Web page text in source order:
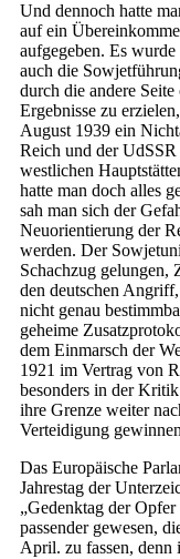
Und dennoch hatte
auf ein
aufgegeben. Es
auch die
durch die andere
Ergebnisse zu
August 1939 ein
Reich und der
westlichen
hatte man doch alles
sah man sich der
Neuorientierung der
werden. Der
Schachzug gelungen,
den deutschen
nicht genau
geheime
dem Einmarsch der
1921 im Vertrag von
besonders in der
ihre Grenze weiter
Verteidigung
Das Europäische
Jahrestag der
„Gedenktag der
passender gewesen,
April. zu fassen, denn